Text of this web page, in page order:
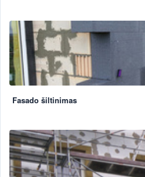
Fasado šiltinimas